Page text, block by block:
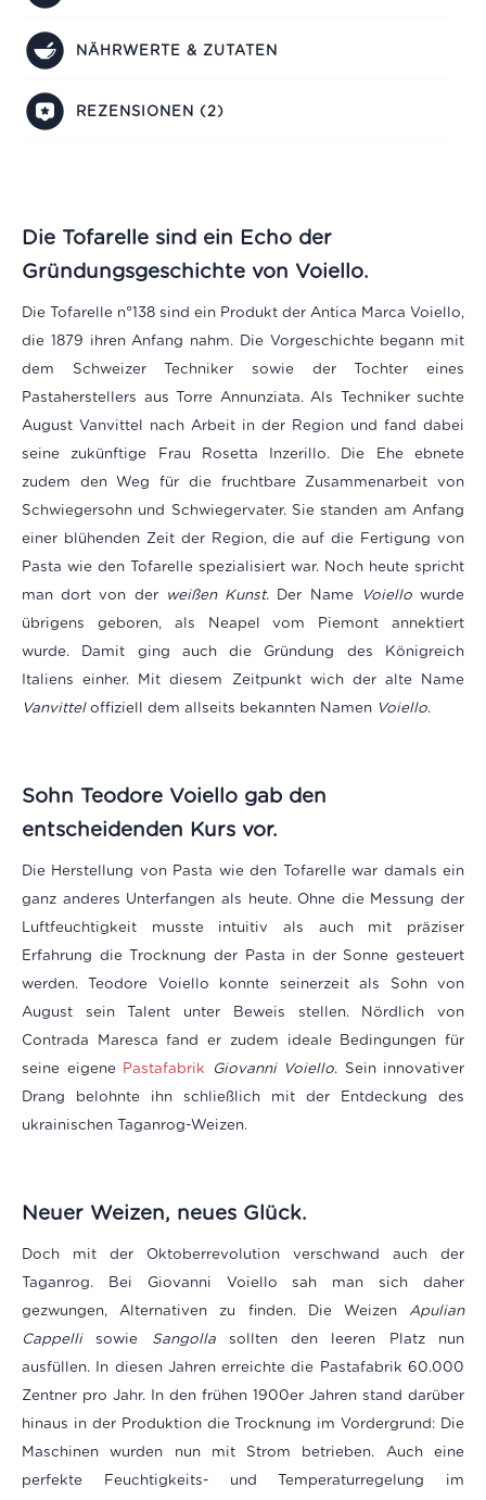
NÄHRWERTE & ZUTATEN
REZENSIONEN (2)
Die Tofarelle sind ein Echo der
Gründungsgeschichte von Voiello.
Die Tofarelle n°138 sind ein Produkt der Antica Marca Voiello,
die 1879 ihren Anfang nahm. Die Vorgeschichte begann mit
dem Schweizer Techniker sowie der Tochter eines
Pastaherstellers aus Torre Annunziata. Als Techniker suchte
August Vanvittel nach Arbeit in der Region und fand dabei
seine zukünftige Frau Rosetta Inzerillo. Die Ehe ebnete
zudem den Weg für die fruchtbare Zusammenarbeit von
Schwiegersohn und Schwiegervater. Sie standen am Anfang
einer blühenden Zeit der Region, die auf die Fertigung von
Pasta wie den Tofarelle spezialisiert war. Noch heute spricht
man dort von der weißen Kunst. Der Name Voiellowurde
übrigens geboren, als Neapel vom Piemont annektiert
wurde. Damit ging auch die Gründung des Königreich
Italiens einher. Mit diesem Zeitpunkt wich der alte Name
Vanvitteloffiziell dem allseits bekannten Namen Voiello.
Sohn Teodore Voiello gab den
entscheidenden Kurs vor.
Die Herstellung von Pasta wie den Tofarelle war damals ein
ganz anderes Unterfangen als heute. Ohne die Messung der
Luftfeuchtigkeit musste intuitiv als auch mit präziser
Erfahrung die Trocknung der Pasta in der Sonne gesteuert
werden.Teodore Voiello konnte seinerzeit als Sohn von
August sein Talent unter Beweis stellen. Nördlich von
Contrada Maresca fand er zudem ideale Bedingungen für
seine eigene Pastafabrik Giovanni Voiello. Sein innovativer
Drang belohnte ihn schließlich mit der Entdeckung des
ukrainischen Taganrog-Weizen.
Neuer Weizen, neues Glück.
Doch mit der Oktoberrevolution verschwand auch der
Taganrog. Bei Giovanni Voiello sah man sich daher
gezwungen, Alternativen zu finden. Die Weizen Apulian
Cappellisowie Sangolla sollten den leeren Platz nun
ausfüllen. In diesen Jahren erreichte die Pastafabrik 60.000
Zentner pro Jahr. In den frühen 1900er Jahren stand darüber
hinaus in der Produktion die Trocknung im Vordergrund: Die
Maschinen wurden nun mit Strom betrieben. Auch eine
perfekte Feuchtigkeits- und Temperaturregelung im